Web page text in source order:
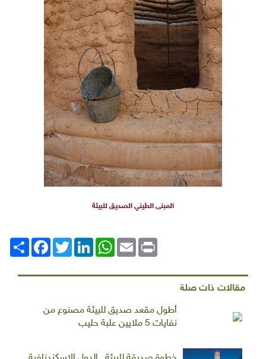
المبنى الطيني الصديق للبيئة
انشر
FacebookTwitterLinkedIn
WhatsAppEmail Print
مقالات ذات صلة
أطول مقعد صديق للبيئة مصنوع من
نفايات 5 ملايين علبة حليب